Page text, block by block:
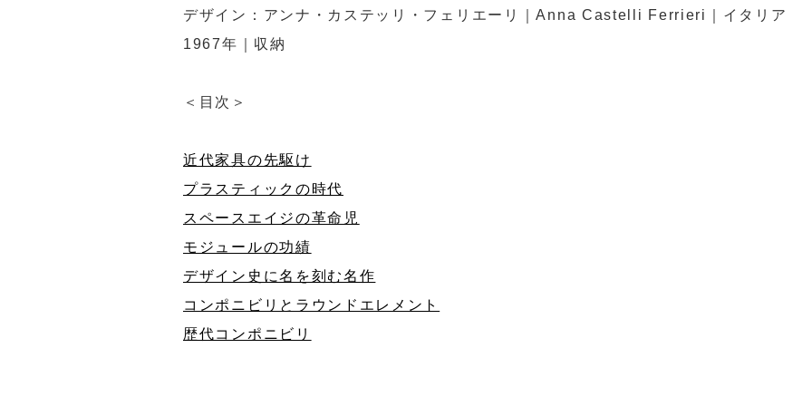
デザイン：アンナ・カステッリ・フェリエーリ｜Anna Castelli Ferrieri｜イタリア
1967年｜収納
＜目次＞
近代家具の先駆け
プラスティックの時代
スペースエイジの革命児
モジュールの功績
デザイン史に名を刻む名作
コンポニビリとラウンドエレメント
歴代コンポニビリ